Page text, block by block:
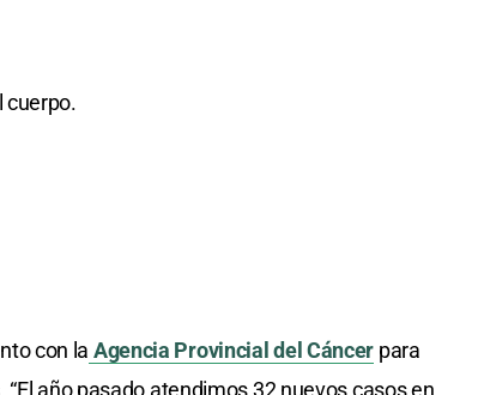
cuerpo.
con la Agencia Provincial del Cáncer para
año pasado atendimos 32 nuevos casos en